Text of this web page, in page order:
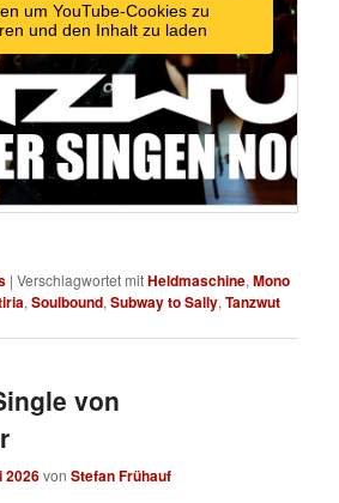
um YouTube-Cookies zu
und den Inhalt zu laden
|Verschlagwortet mitHeldmaschine,Mono
,Soulbound,Subway to Sally,Tanzwut
von
2026vonStefan Frühauf